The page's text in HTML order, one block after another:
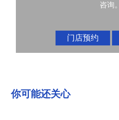
咨询。
门店预约
你可能还关心